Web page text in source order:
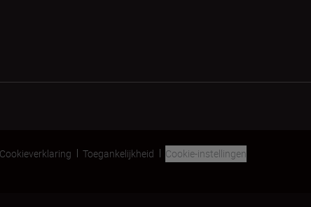
Cookieverklaring Toegankelijkheid
Cookie-instellingen